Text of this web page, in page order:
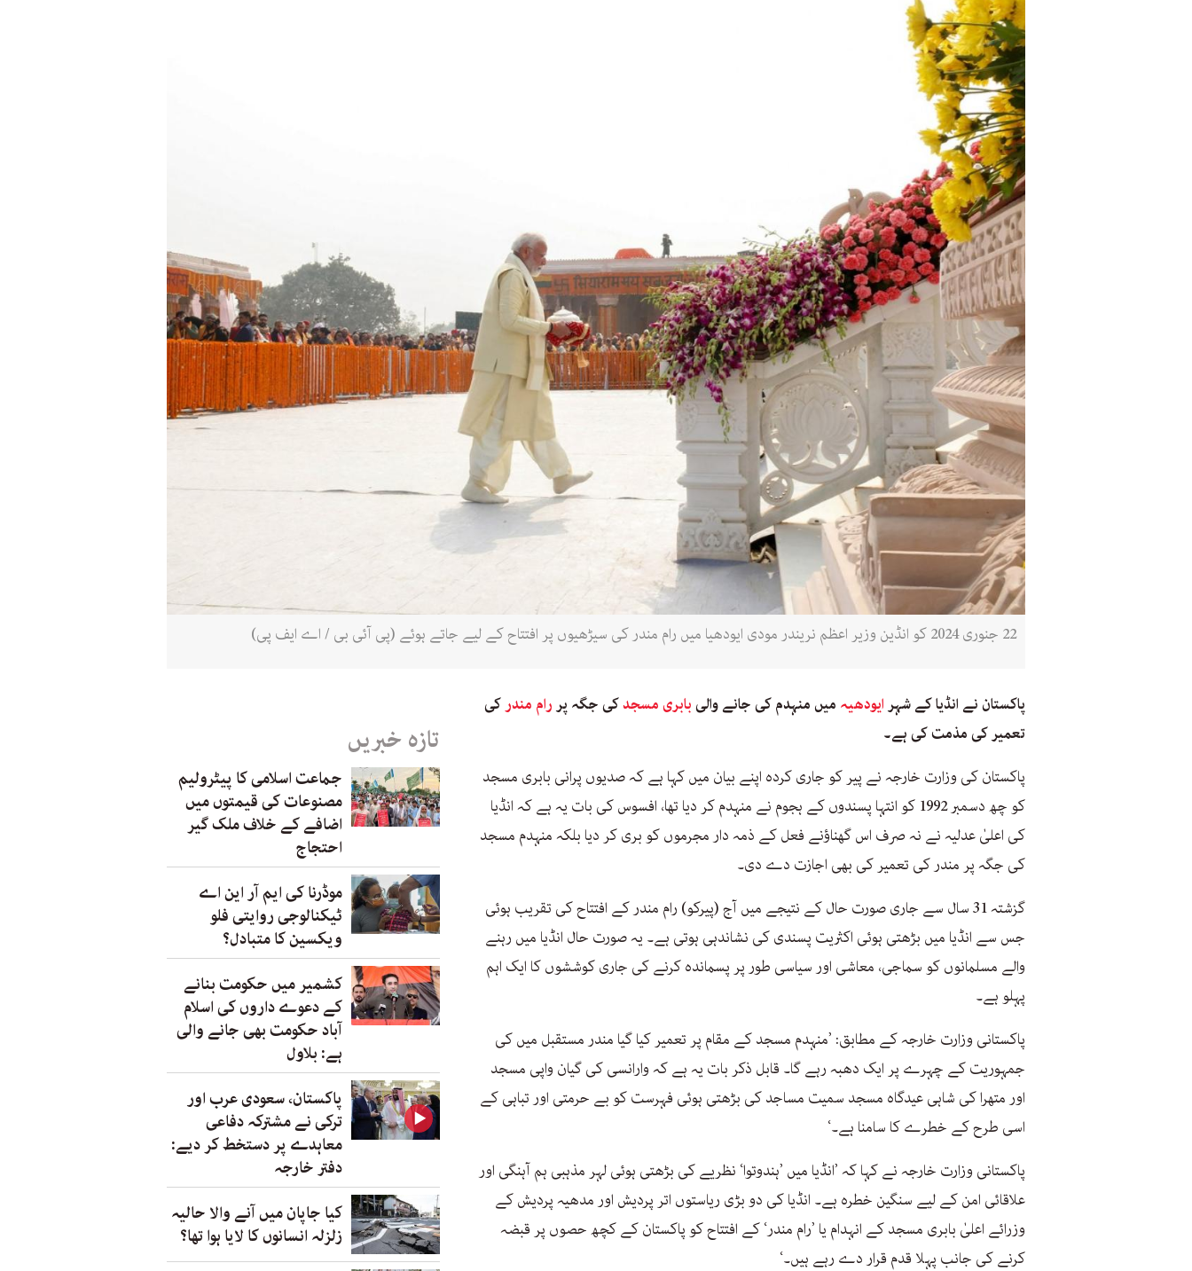
22 جنوری 2024 کو انڈین وزیر اعظم نریندر مودی ایودھیا میں رام مندر کی سیڑھیوں پر افتتاح کے لیے جاتے ہوئے (پی آئی بی / اے ایف پی)
پاکستان نے انڈیا کے شہر ایودھیہ میں منہدم کی جانے والیبابری مسجدکی جگہ پر رام مندر کی
تعمیر کی مذمت کی ہے۔
پاکستان کی وزارت خارجہ نے پیر کو جاری کردہ اپنے بیان میں کہا ہے کہ صدیوں پرانی بابری مسجد
کو چھ دسمبر 1992 کو انتہا پسندوں کے ہجوم نے منہدم کر دیا تھا، افسوس کی بات یہ ہے کہ انڈیا
کی اعلیٰ عدلیہ نے نہ صرف اس گھناؤنے فعل کے ذمہ دار مجرموں کو بری کر دیا بلکہ منہدم مسجد
کی جگہ پر مندر کی تعمیر کی بھی اجازت دے دی۔
گزشتہ 31 سال سے جاری صورت حال کے نتیجے میں آج (پیرکو) رام مندر کے افتتاح کی تقریب ہوئی
جس سے انڈیا میں بڑھتی ہوئی اکثریت پسندی کی نشاندہی ہوتی ہے۔ یہ صورت حال انڈیا میں رہنے
والے مسلمانوں کو سماجی، معاشی اور سیاسی طور پر پسماندہ کرنے کی جاری کوششوں کا ایک اہم
پہلو ہے۔
پاکستانی وزارت خارجہ کے مطابق: ’منہدم مسجد کے مقام پر تعمیر کیا گیا مندر مستقبل میں کی
جمہوریت کے چہرے پر ایک دھبہ رہے گا۔ قابل ذکر بات یہ ہے کہ وارانسی کی گیان واپی مسجد
اور متھرا کی شاہی عیدگاہ مسجد سمیت مساجد کی بڑھتی ہوئی فہرست کو بے حرمتی اور تباہی کے
اسی طرح کے خطرے کا سامنا ہے۔‘
پاکستانی وزارت خارجہ نے کہا کہ ’انڈیا میں ’ہندوتوا‘ نظریے کی بڑھتی ہوئی لہر مذہبی ہم آہنگی اور
علاقائی امن کے لیے سنگین خطرہ ہے۔ انڈیا کی دو بڑی ریاستوں اتر پردیش اور مدھیہ پردیش کے
وزرائے اعلیٰ بابری مسجد کے انہدام یا ’رام مندر‘ کے افتتاح کو پاکستان کے کچھ حصوں پر قبضہ
کرنے کی جانب پہلا قدم قرار دے رہے ہیں۔‘
تازہ خبریں
جماعت اسلامی کا پیٹرولیم
مصنوعات کی قیمتوں میں
اضافے کے خلاف ملک گیر
احتجاج
موڈرنا کی ایم آر این اے
ٹیکنالوجی روایتی فلو
ویکسین کا متبادل؟
کشمیر میں حکومت بنانے
کے دعوے داروں کی اسلام
آباد حکومت بھی جانے والی
ہے: بلاول
پاکستان، سعودی عرب اور
ترکی نے مشترکہ دفاعی
معاہدے پر دستخط کر دیے:
دفتر خارجہ
کیا جاپان میں آنے والا حالیہ
زلزلہ انسانوں کا لایا ہوا تھا؟